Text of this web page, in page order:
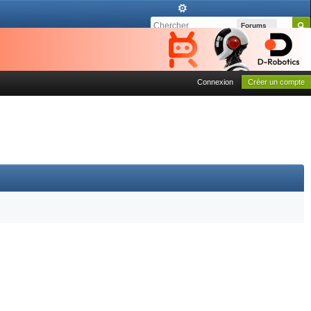
Forums
Connexion Créer un compte